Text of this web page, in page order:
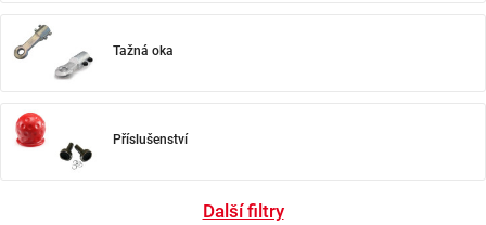
Tažná oka
Příslušenství
Další filtry